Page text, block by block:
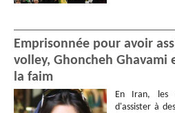
Emprisonnée pour avoir
volley, Ghoncheh Ghavami
la faim
En Iran, les
d'assister à